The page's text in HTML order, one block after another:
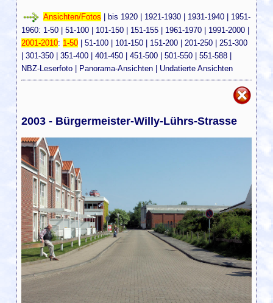
Ansichten/Fotos bis 1920 1921-1930 1931-1940
1951-
1960: 1-50 |51-100 | 101-150 | 151-155 | 1961-1970 | 1991-2000 |
2001-2010: 1-50 |51-100 | 101-150 | 151-200 | 201-250 | 251-300
|301-350 |351-400 |401-450 |451-500 |501-550 |551-588 |
NBZ-Leserfoto | Panorama-Ansichten | Undatierte Ansichten
2003 - Bürgermeister-Willy-Lührs-Strasse